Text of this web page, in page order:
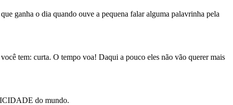
ganha o dia quando ouve a pequena falar alguma palavrinha pela
tem: curta. O tempo voa! Daqui a pouco eles não vão querer mais
do mundo.